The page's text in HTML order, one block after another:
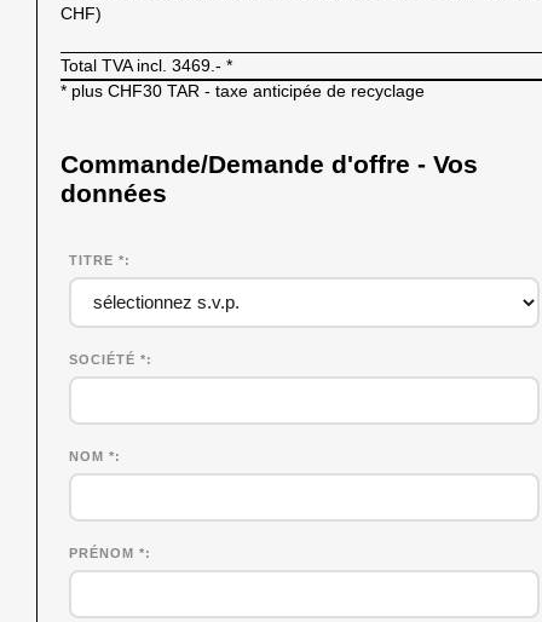
CHF)
Total TVA incl.3469.- *
* plus CHF30 TAR - taxe anticipée de recyclage
Commande/Demande d'offre - Vos
données
TITRE *
SOCIÉTÉ*
NOM*
PRÉNOM*